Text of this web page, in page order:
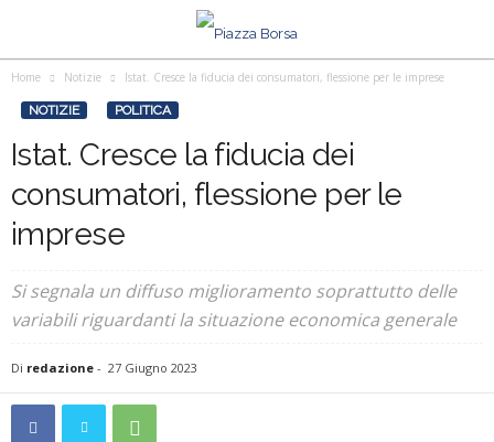
Home Notizie Istat. Cresce la fiducia dei consumatori, flessione per le imprese
NOTIZIE POLITICA
Istat. Cresce la fiducia dei
consumatori, flessione per le
imprese
Si segnala un diffuso miglioramento soprattutto delle
variabili riguardanti la situazione economica generale
Di redazione - 27 Giugno 2023